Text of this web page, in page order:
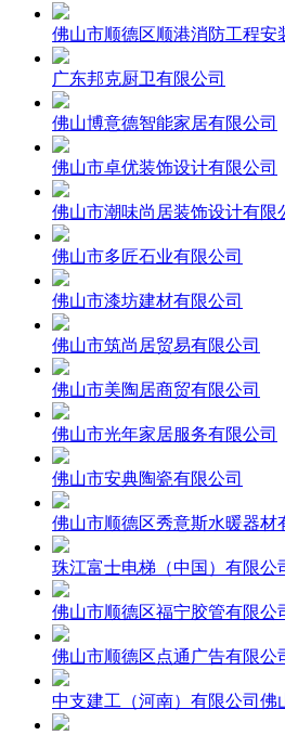
佛山市顺德区顺港消防工程安
广东邦克厨卫有限公司
佛山博意德智能家居有限公司
佛山市卓优装饰设计有限公司
佛山市潮味尚居装饰设计有限
佛山市多匠石业有限公司
佛山市漆坊建材有限公司
佛山市筑尚居贸易有限公司
佛山市美陶居商贸有限公司
佛山市光年家居服务有限公司
佛山市安典陶瓷有限公司
佛山市顺德区秀意斯水暖器材
珠江富士电梯（中国）有限公
佛山市顺德区福宁胶管有限公
佛山市顺德区点通广告有限公
中支建工（河南）有限公司佛